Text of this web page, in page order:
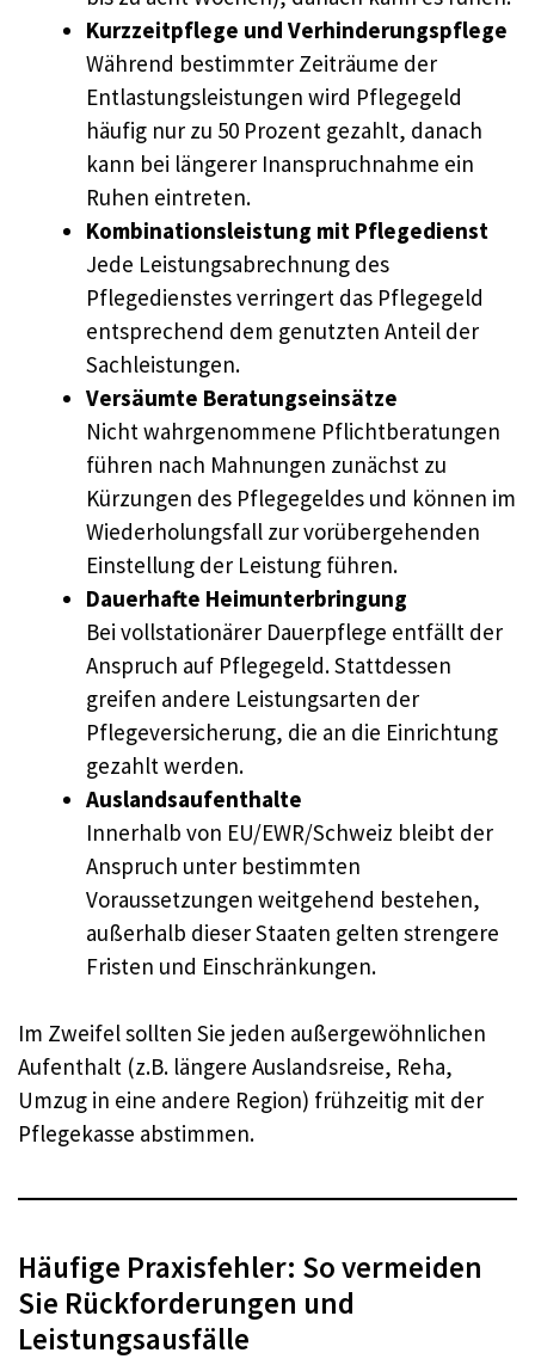
Kurzzeitpflege und Verhinderungspflege
Während bestimmter Zeiträume der
Entlastungsleistungen wird Pflegegeld
häufig nur zu 50 Prozent gezahlt, danach
kann bei längerer Inanspruchnahme ein
Ruhen eintreten.
Kombinationsleistung mit Pflegedienst
Jede Leistungsabrechnung des
Pflegedienstes verringert das Pflegegeld
entsprechend dem genutzten Anteil der
Sachleistungen.
Versäumte Beratungseinsätze
Nicht wahrgenommene Pflichtberatungen
führen nach Mahnungen zunächst zu
Kürzungen des Pflegegeldes und können im
Wiederholungsfall zur vorübergehenden
Einstellung der Leistung führen.
Dauerhafte Heimunterbringung
Bei vollstationärer Dauerpflege entfällt der
Anspruch auf Pflegegeld. Stattdessen
greifen andere Leistungsarten der
Pflegeversicherung, die an die Einrichtung
gezahlt werden.
Auslandsaufenthalte
Innerhalb von EU/EWR/Schweiz bleibt der
Anspruch unter bestimmten
Voraussetzungen weitgehend bestehen,
außerhalb dieser Staaten gelten strengere
Fristen und Einschränkungen.
Im Zweifel sollten Sie jeden außergewöhnlichen
Aufenthalt (z.B. längere Auslandsreise, Reha,
Umzug in eine andere Region) frühzeitig mit der
Pflegekasse abstimmen.
Häufige Praxisfehler: So vermeiden
Sie Rückforderungen und
Leistungsausfälle